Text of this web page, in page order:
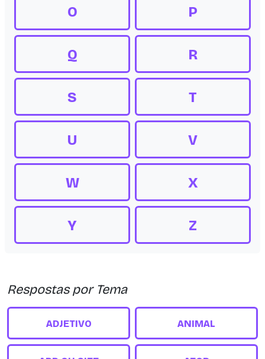
O P
Q R
S T
U V
W X
Y Z
Respostas por Tema
ADJETIVO ANIMAL